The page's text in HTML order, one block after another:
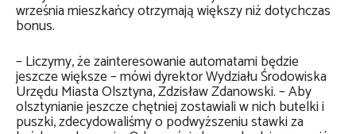
września mieszkańcy otrzymają większy niż dotychczas
bonus.
– Liczymy, że zainteresowanie automatami będzie
jeszcze większe – mówi dyrektor Wydziału Środowiska
Urzędu Miasta Olsztyna, Zdzisław Zdanowski. – Aby
olsztynianie jeszcze chętniej zostawiali w nich butelki i
puszki, zdecydowaliśmy o podwyższeniu stawki za